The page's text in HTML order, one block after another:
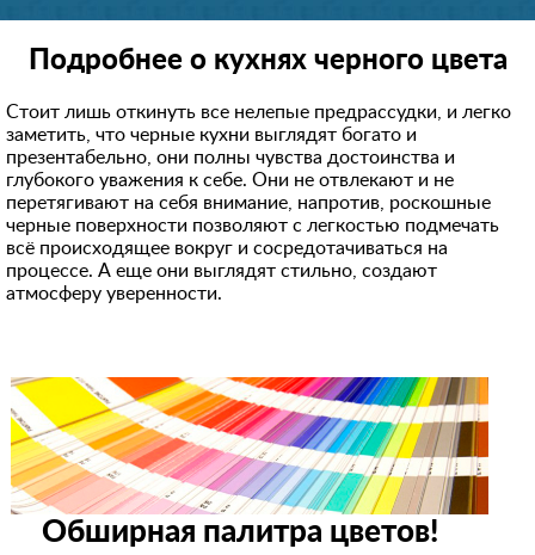
Подробнее о кухнях черного цвета
Стоит лишь откинуть все нелепые предрассудки, и легко
заметить, что черные кухни выглядят богато и
презентабельно, они полны чувства достоинства и
глубокого уважения к себе. Они не отвлекают и не
перетягивают на себя внимание, напротив, роскошные
черные поверхности позволяют с легкостью подмечать
всё происходящее вокруг и сосредотачиваться на
процессе. А еще они выглядят стильно, создают
атмосферу уверенности.
Обширная палитра цветов!